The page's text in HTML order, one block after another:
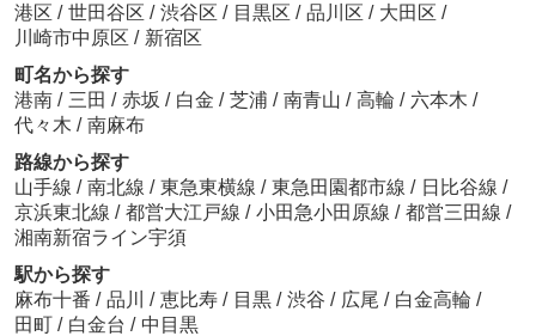
港区 / 世田谷区 / 渋谷区 / 目黒区 / 品川区 / 大田区 /
川崎市中原区 / 新宿区
町名から探す
港南 / 三田 / 赤坂 / 白金 / 芝浦 / 南青山 / 高輪 / 六本木 /
代々木 / 南麻布
路線から探す
山手線 / 南北線 / 東急東横線 / 東急田園都市線 / 日比谷線 /
京浜東北線 / 都営大江戸線 / 小田急小田原線 / 都営三田線 /
湘南新宿ライン宇須
駅から探す
麻布十番 / 品川 / 恵比寿 / 目黒 / 渋谷 / 広尾 / 白金高輪 /
田町 / 白金台 / 中目黒